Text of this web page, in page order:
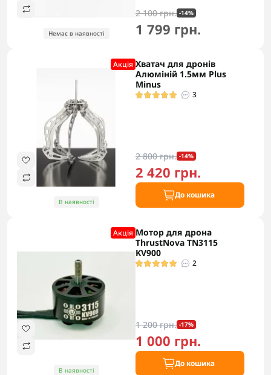
Немає в наявності
2 100 грн. -14%
1 799 грн.
Акцiя
В наявності
Хватач для дронів
Алюміній 1.5мм Plus
Minus
3
2 800 грн. -14%
2 420 грн.
До кошика
Акцiя
В наявності
Мотор для дрона
ThrustNova TN3115
KV900
2
1 200 грн. -17%
1 000 грн.
До кошика